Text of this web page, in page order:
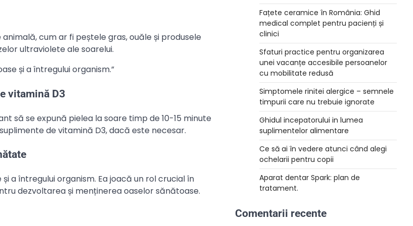
cum ar fi peștele gras, ouăle și produsele
ultraviolete ale soarelui.
și a întregului organism.”
vitamină D3
să se expună pielea la soare timp de 10-15 minute
de vitamină D3, dacă este necesar.
a întregului organism. Ea joacă un rol crucial în
dezvoltarea și menținerea oaselor sănătoase.
Fațete ceramice în România: Ghid
medical complet pentru pacienți și
clinici
Sfaturi practice pentru organizarea
unei vacanțe accesibile persoanelor
cu mobilitate redusă
Simptomele rinitei alergice – semnele
timpurii care nu trebuie ignorate
Ghidul incepatorului in lumea
suplimentelor alimentare
Ce să ai în vedere atunci când alegi
ochelarii pentru copii
Aparat dentar Spark: plan de
tratament.
Comentarii recente